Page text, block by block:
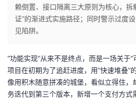
人
页
我
开
发
赖倒置、接口隔离三大原则为核心，
证”的渐进式实施路径；同时警示过度
见陷阱。
“功能实现”从来不是终点，而是一场关于
项目在初期为了追赶进度，用“快速堆叠
像用积木随意拼凑的城堡，看似立得住，
务迭代到第三个版本，新增一个支付方式